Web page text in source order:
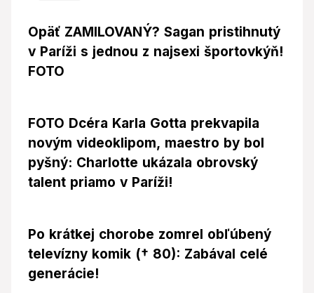
Opäť ZAMILOVANÝ? Sagan pristihnutý
v Paríži s jednou z najsexi športovkýň!
FOTO
FOTO Dcéra Karla Gotta prekvapila
novým videoklipom, maestro by bol
pyšný: Charlotte ukázala obrovský
talent priamo v Paríži!
Po krátkej chorobe zomrel obľúbený
televízny komik († 80): Zabával celé
generácie!